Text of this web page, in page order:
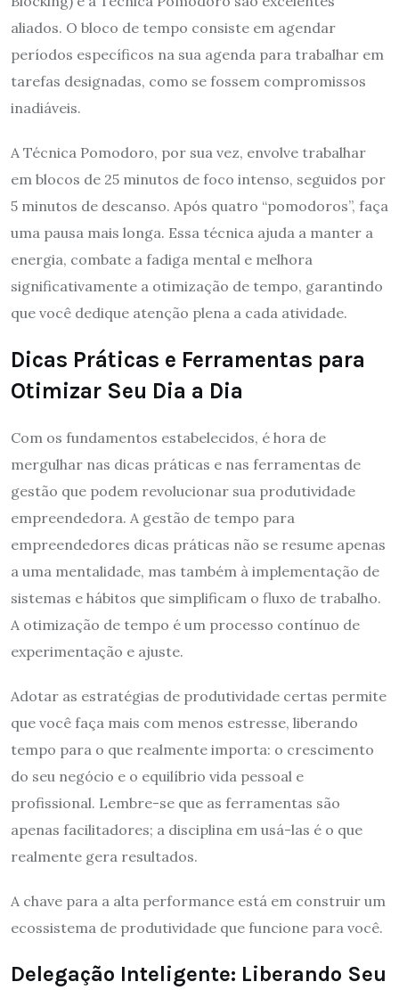
aliados. O bloco de tempo consiste em agendar
períodos específicos na sua agenda para trabalhar em
tarefas designadas, como se fossem compromissos
inadiáveis.
A Técnica Pomodoro, por sua vez, envolve trabalhar
em blocos de 25 minutos de foco intenso, seguidos por
5 minutos de descanso. Após quatro “pomodoros”, faça
uma pausa mais longa. Essa técnica ajuda a manter a
energia, combate a fadiga mental e melhora
significativamente a otimização de tempo, garantindo
que você dedique atenção plena a cada atividade.
Dicas Práticas e Ferramentas para
Otimizar Seu Dia a Dia
Com os fundamentos estabelecidos, é hora de
mergulhar nas dicas práticas e nas ferramentas de
gestão que podem revolucionar sua produtividade
empreendedora. A gestão de tempo para
empreendedores dicas práticas não se resume apenas
a uma mentalidade, mas também à implementação de
sistemas e hábitos que simplificam o fluxo de trabalho.
A otimização de tempo é um processo contínuo de
experimentação e ajuste.
Adotar as estratégias de produtividade certas permite
que você faça mais com menos estresse, liberando
tempo para o que realmente importa: o crescimento
do seu negócio e o equilíbrio vida pessoal e
profissional. Lembre-se que as ferramentas são
apenas facilitadores; a disciplina em usá-las é o que
realmente gera resultados.
A chave para a alta performance está em construir um
ecossistema de produtividade que funcione para você.
Delegação Inteligente: Liberando Seu